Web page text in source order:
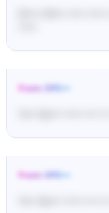
From: OPE•••
From: OPE•••